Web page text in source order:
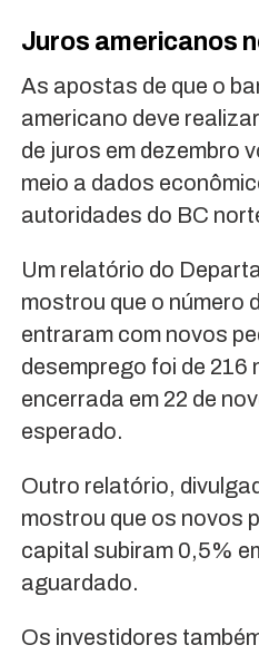
Juros americanos
As apostas de que o
americano deve
de juros em dezembro
meio a dados
autoridades do BC
Um relatório do
mostrou que o número
entraram com novos
desemprego foi de 216
encerrada em 22 de
esperado.
Outro relatório,
mostrou que os novos
capital subiram 0,5%
aguardado.
Os investidores